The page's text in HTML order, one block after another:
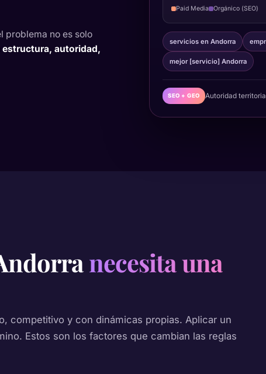
problema no es solo
estructura, autoridad,
Paid Media Orgánico (SEO)
servicios en Andorra
mejor [servicio] Andorra
SEO + GEO Autoridad
necesita una
competitivo y con dinámicas propias. Aplicar un
Estos son los factores que cambian las reglas